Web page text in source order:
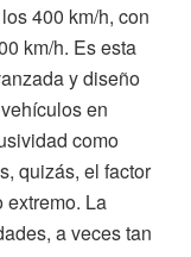
400 km/h, con
km/h. Es esta
y diseño
en
como
quizás, el factor
extremo. La
a veces tan